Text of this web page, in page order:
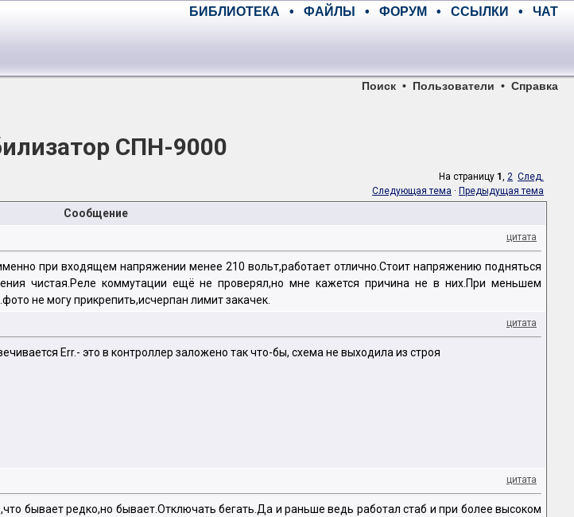
БИБЛИОТЕКА • ФАЙЛЫ • ФОРУМ • ССЫЛКИ • ЧАТ
Поиск • Пользователи • Справка
СПН-9000
На страницу 1 , 2 След.
Следующая тема · Предыдущая тема
Сообщение
цитата
при входящем напряжении менее 210 вольт,работает отлично.Стоит напряжению подняться
чистая.Реле коммутации ещё не проверял,но мне кажется причина не в них.При меньшем
не могу прикрепить,исчерпан лимит закачек.
цитата
Err.- это в контроллер заложено так что-бы, схема не выходила из строя
цитата
бывает редко,но бывает.Отключать бегать.Да и раньше ведь работал стаб и при более высоком